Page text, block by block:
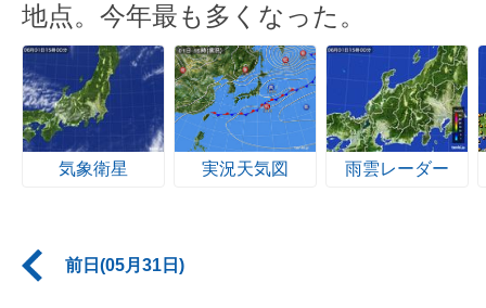
地点。今年最も多くなった。
気象衛星 実況天気図 雨雲レーダー
前日(05月31日)